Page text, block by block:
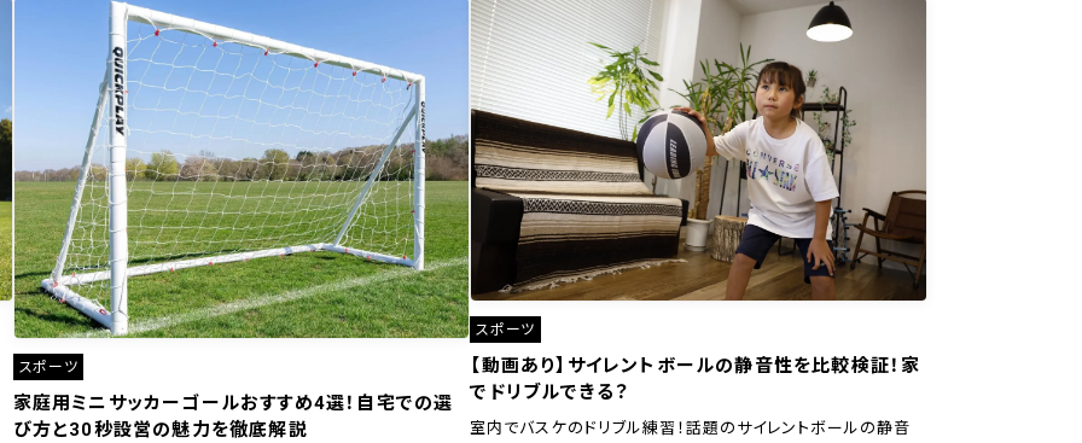
スポーツ
家庭用ミニサッカーゴールおすすめ4選！自宅での選
び方と30秒設営の魅力を徹底解説
スポーツ
【動画あり】サイレントボールの静音性を比較検証！家
でドリブルできる？
室内でバスケのドリブル練習！話題のサイレントボールの静音